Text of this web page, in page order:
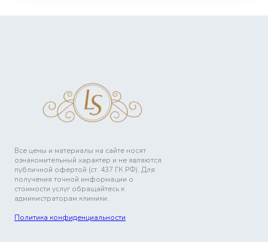
Все цены и материалы на сайте носят
ознакомительный характер и не являются
публичной офертой (ст. 437 ГК РФ). Для
получения точной информации о
стоимости услуг обращайтесь к
администраторам клиники.
Политика конфиденциальности